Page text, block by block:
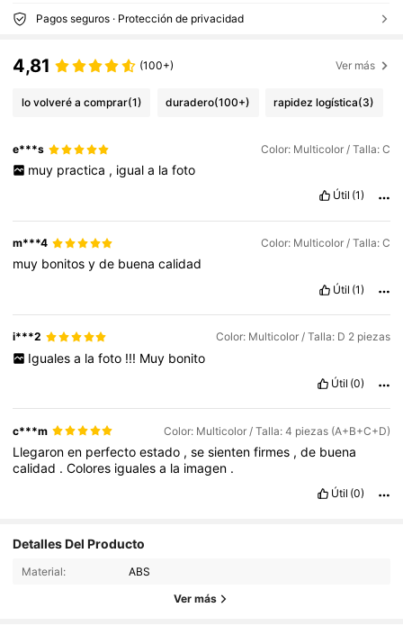
Pagos seguros · Protección de privacidad
4,81 (100+) Ver más
lo volveré a comprar(1) duradero(100+) rapidez logística(3)
e***s Color: Multicolor / Talla: C
muy practica , igual a la foto
Útil (1)
m***4 Color: Multicolor / Talla: C
muy bonitosyde buenacalidad
Útil (1)
i***2 Color: Multicolor / Talla: D 2 piezas
Iguales a la foto !!! Muy bonito
Útil (0)
c***m Color: Multicolor / Talla: 4 piezas (A+B+C+D)
Llegaronen perfectoestado ,sesientenfirmes ,de buena
calidad .Colores igualesa la imagen .
Útil (0)
Detalles Del Producto
Material: ABS
Ver más
4,87 442 Seguidores